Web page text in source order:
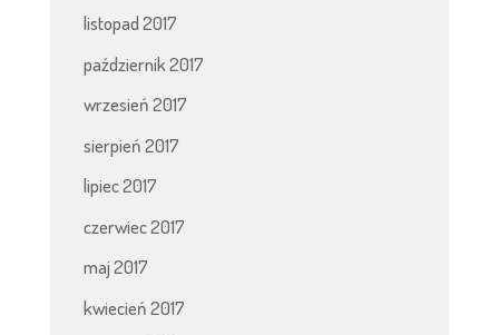
listopad 2017
październik 2017
wrzesień 2017
sierpień 2017
lipiec 2017
czerwiec 2017
maj 2017
kwiecień 2017